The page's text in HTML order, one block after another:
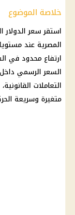
خلاصة الموضوع
استقرسعر الدولار
المصرية
ارتفاع محدود في
السعر الرسمي داخل
التعاملات
متغيرة وسريعة